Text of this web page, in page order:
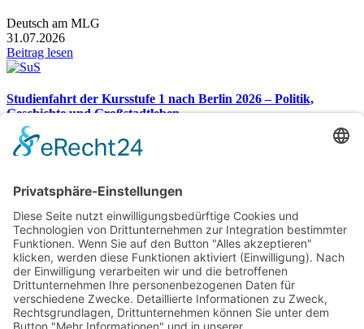
Deutsch am MLG
31.07.2026
Beitrag lesen
Studienfahrt der Kursstufe 1 nach Berlin 2026 – Politik,
Geschichte und Großstadtleben
Studienfahrt nach Berlin 2026
26.07.2026
Gesamtübersicht
Markgraf-Ludwig-Gymnasium
Hardstr. 2, 76530 Baden-Baden
Telefon:07221 932366
Telefax: 07221 932370
E-Mail:sekretariat@mlg-bad.de